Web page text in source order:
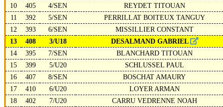
10
405 4/SEN
REYDET TITOUAN
11
392 5/SEN
PERRILLAT BOITEUX TANGUY
12
393 6/SEN
MISSILLIER CONSTANT
13
408 3/U18
DESALMAND GABRIEL
14
395 7/SEN
BLANCHARD TITOUAN
15
399 5/U20
SCHLUSSEL PAUL
16
407 8/SEN
BOSCHAT AMAURY
17
410 6/U20
LOYER ARMAN
18
402 7/U20
CARRU VEDRENNE NOAH